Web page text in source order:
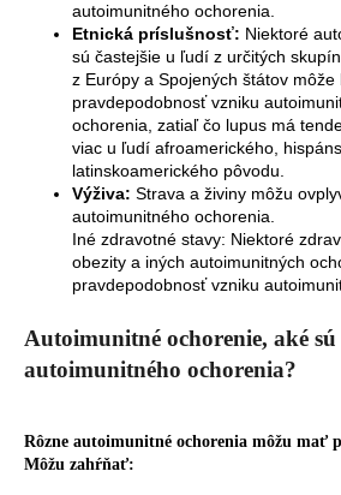
autoimunitného ochorenia.
Etnická príslušnosť: Niektoré
sú častejšie u ľudí z určitých
z Európy a Spojených štátov môže
pravdepodobnosť vzniku
ochorenia, zatiaľ čo lupus má
viac u ľudí afroamerického,
latinskoamerického pôvodu.
Výživa: Strava a živiny môžu
autoimunitného ochorenia.
Iné zdravotné stavy: Niektoré
obezity a iných autoimunitných
pravdepodobnosť vzniku
Autoimunitné ochorenie, aké
autoimunitného ochorenia?
Rôzne autoimunitné ochorenia môžu mať
Môžu zahŕňať: